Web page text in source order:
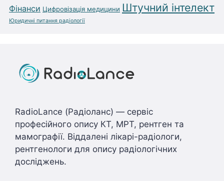
Фінанси Цифровізація медицини Штучний інтелект
Юридичні питання радіології
RadioLance (Радіоланс) — сервіс
професійного опису КТ, МРТ, рентген та
мамографії. Віддалені лікарі-радіологи,
рентгенологи для опису радіологічних
досліджень.